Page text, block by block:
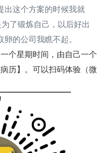
出这个方案的时候我就
了锻炼自己，以后好出
的公司我瞧不起。
个星期时间，由自己一个
历】。可以扫码体验（微